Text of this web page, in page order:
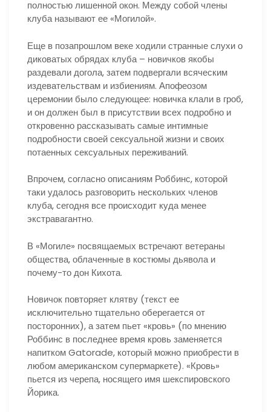
полностью лишенной окон. Между собой члены
клуба называют ее «Могилой».
Еще в позапрошлом веке ходили странные слухи о
диковатых обрядах клуба – новичков якобы
раздевали догола, затем подвергали всяческим
издевательствам и избиениям. Апофеозом
церемонии было следующее: новичка клали в гроб,
и он должен был в присутствии всех подробно и
откровенно рассказывать самые интимные
подробности своей сексуальной жизни и своих
потаенных сексуальных переживаний.
Впрочем, согласно описаниям Роббинс, которой
таки удалось разговорить нескольких членов
клуба, сегодня все происходит куда менее
экстравагантно.
В «Могиле» посвящаемых встречают ветераны
общества, облаченные в костюмы дьявола и
почему-то дон Кихота.
Новичок повторяет клятву (текст ее
исключительно тщательно оберегается от
посторонних), а затем пьет «кровь» (по мнению
Роббинс в последнее время кровь заменяется
напитком Gatorade, который можно приобрести в
любом американском супермаркете). «Кровь»
пьется из черепа, носящего имя шекспировского
Йорика.